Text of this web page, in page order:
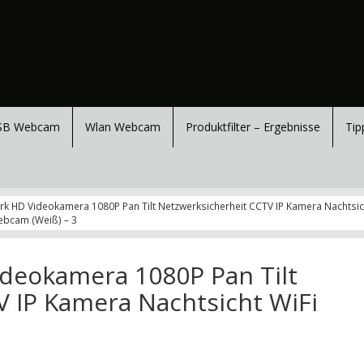
Webcam Wlan Webcam Produktfilter – Ergebnisse
HD Videokamera 1080P Pan Tilt Netzwerksicherheit CCTV IP Kamera
(Weiß) – 3
1080P Pan Tilt
IP Kamera Nachtsicht WiFi